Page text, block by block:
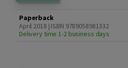
Paperback
April 2018 | ISBN 9789058981332
Delivery time 1-2 business days